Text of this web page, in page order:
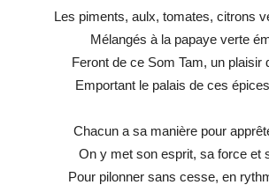
Les piments, aulx, tomates, citrons
Mélangés à la papaye verte
Feront de ce Som Tam, un plaisir
Emportant le palais de ces
Chacun a sa manière pour
On y met son esprit, sa force et
Pour pilonner sans cesse, en